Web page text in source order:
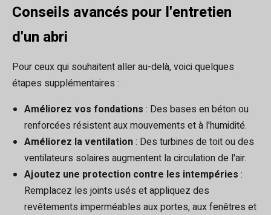
Conseils avancés pour l'entretien
d'un abri
Pour ceux qui souhaitent aller au-delà, voici quelques
étapes supplémentaires :
Améliorez vos fondations : Des bases en béton ou
renforcées résistent aux mouvements et à l'humidité.
Améliorez la ventilation: Des turbines de toit ou des
ventilateurs solaires augmentent la circulation de l'air.
Ajoutez une protection contre les intempéries :
Remplacez les joints usés et appliquez des
revêtements imperméables aux portes, aux fenêtres et